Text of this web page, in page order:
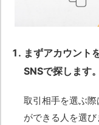
まずアカウント
SNSで探します。
取引相手を選ぶ
ができる人を選び